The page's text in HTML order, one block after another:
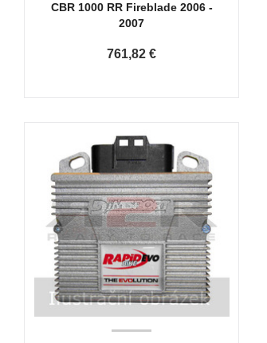
CBR 1000 RR Fireblade 2006 -
2007
761,82 €